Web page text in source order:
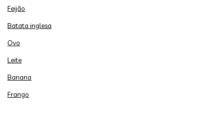
Feijão
Batata inglesa
Ovo
Leite
Banana
Frango